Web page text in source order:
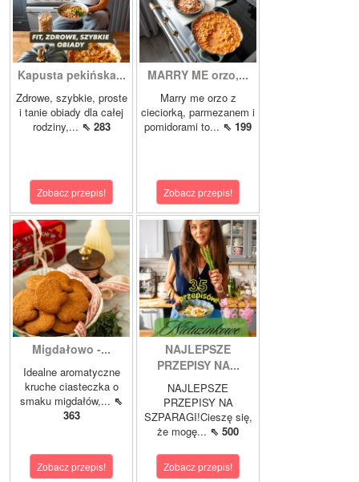
Kapusta pekińska...
Zdrowe, szybkie, proste
i tanie obiady dla całej
rodziny,... ⇖ 283
Zobacz przepis!
MARRY ME orzo,...
Marry me orzo z
cieciorką, parmezanem i
pomidorami to... ⇖ 199
Zobacz przepis!
Migdałowo -...
Idealne aromatyczne
kruche ciasteczka o
smaku migdałów,... ⇖
363
Zobacz przepis!
NAJLEPSZE
PRZEPISY NA...
NAJLEPSZE
PRZEPISY NA
SZPARAGI!Cieszę się,
że mogę... ⇖ 500
Zobacz przepis!